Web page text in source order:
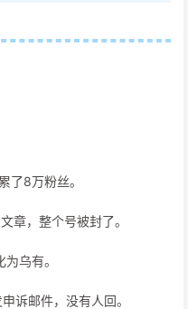
了8万粉丝。
章，整个号被封了。
乌有。
诉邮件，没有人回。